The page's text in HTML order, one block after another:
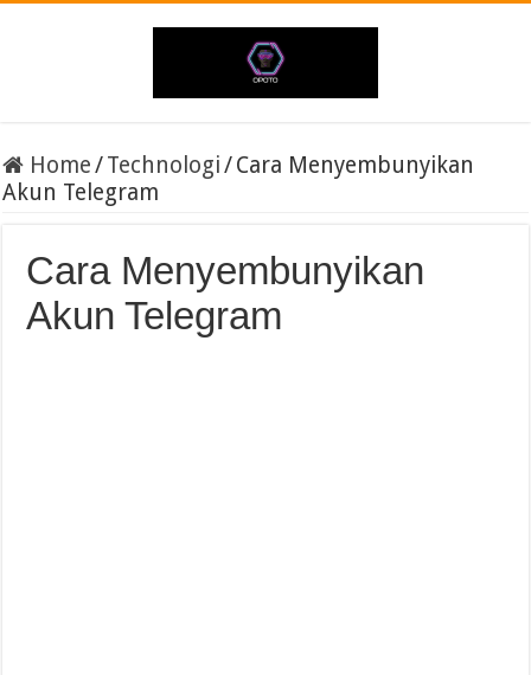
Home/Technologi/Cara Menyembunyikan
Akun Telegram
Cara Menyembunyikan
Akun Telegram